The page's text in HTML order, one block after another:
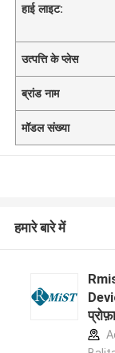
हाई लाइट:
उत्पत्ति के प्लेस
ब्रांड नाम
मॉडल संख्या
हमारे बारे में